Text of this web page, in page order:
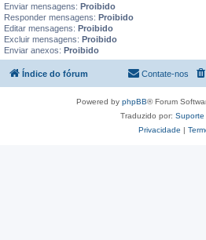
Enviar mensagens: Proibido
Responder mensagens: Proibido
Editar mensagens: Proibido
Excluir mensagens: Proibido
Enviar anexos: Proibido
Índice do fórum Contate-nos
Powered by phpBB® Forum
Traduzido por: Suporte
Privacidade |